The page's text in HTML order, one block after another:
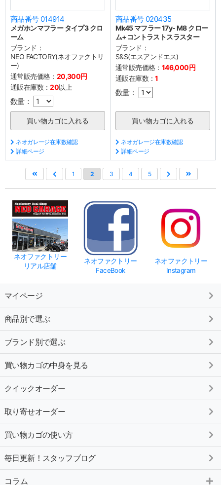
商品番号 014914
メガホンマフラー タイプ3 クロ
ーム
ブランド：
NEO FACTORY(ネオファクトリ
ー)
通常販売価格： 20,300円
通販在庫数：20以上
数量：
ネオガレージ在庫数確認
詳細ページ
商品番号 020435
Mk45 マフラー 17y- M8 クロー
ム+コントラストスラスター
ブランド：
S&S(エスアンドエス)
通常販売価格： 146,000円
通販在庫数：1
数量：
ネオガレージ在庫数確認
詳細ページ
1 2 3 4 5
ネオファクトリー
リアル店舗
ネオファクトリー
FaceBook
ネオファクトリー
Instagram
マイページ
商品別で選ぶ
ブランド別で選ぶ
買い物カゴの中身を見る
クイックオーダー
取り寄せオーダー
買い物カゴの使い方
毎日更新！スタッフブログ
コラム